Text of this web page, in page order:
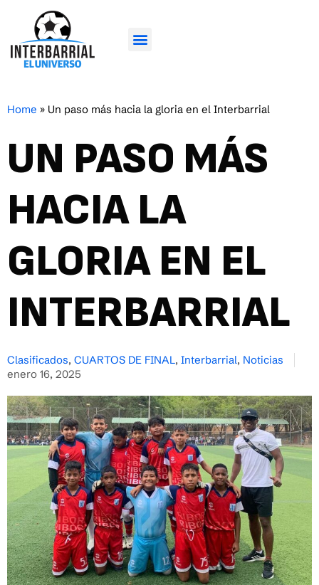
Home » Un paso más hacia la gloria en el Interbarrial
UN PASO MÁS
HACIA LA
GLORIA EN EL
INTERBARRIAL
Clasificados, CUARTOS DE FINAL, Interbarrial, Noticias
enero 16, 2025